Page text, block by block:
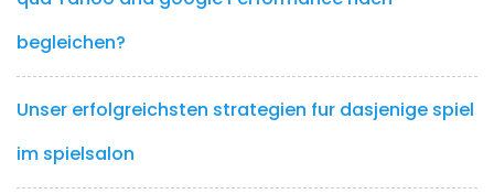
begleichen?
Unser erfolgreichsten strategien fur dasjenige spiel
im spielsalon